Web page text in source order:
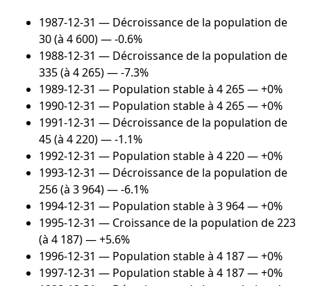
1987-12-31 — Décroissance de la population de
30 (à 4 600) — -0.6%
1988-12-31 — Décroissance de la population de
335 (à 4 265) — -7.3%
1989-12-31 — Population stable à 4 265 — +0%
1990-12-31 — Population stable à 4 265 — +0%
1991-12-31 — Décroissance de la population de
45 (à 4 220) — -1.1%
1992-12-31 — Population stable à 4 220 — +0%
1993-12-31 — Décroissance de la population de
256 (à 3 964) — -6.1%
1994-12-31 — Population stable à 3 964 — +0%
1995-12-31 — Croissance de la population de 223
(à 4 187) — +5.6%
1996-12-31 — Population stable à 4 187 — +0%
1997-12-31 — Population stable à 4 187 — +0%